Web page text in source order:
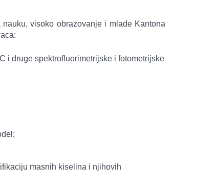
visoko obrazovanje i mlade Kantona
i druge spektrofluorimetrijske i fotometrijske
masnih kiselina i njihovih